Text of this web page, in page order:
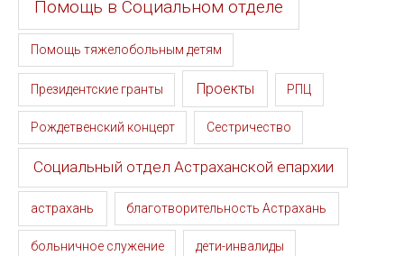
Помощь в Социальном отделе
Помощь тяжелобольным детям
Президентские гранты Проекты РПЦ
Рождетвенский концерт Сестричество
Социальный отдел Астраханской епархии
астрахань благотворительность Астрахань
больничное служение дети-инвалиды